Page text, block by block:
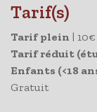
Tarif(s)
Tarif plein | 10€
Tarif réduit
Enfants (<18
Gratuit